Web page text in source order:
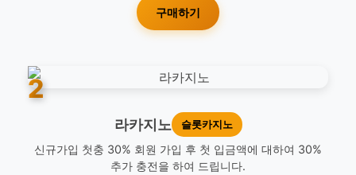
구매하기
2
라카지노 슬롯카지노
신규가입 첫충 30% 회원 가입 후 첫 입금액에 대하여 30%
추가 충전을 하여 드립니다.